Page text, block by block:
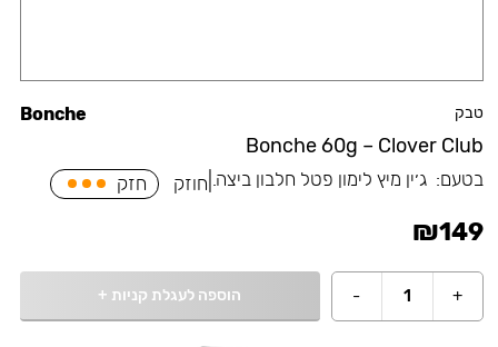
טבק
Bonche 60g – Clover Club
Bonche
בטעם: ⁠ג׳ין מיץ לימון פטל חלבון ביצה. חוזק חזק
₪149
+
1
- הוספה לעגלת קניות +